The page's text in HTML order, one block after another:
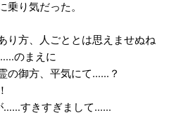
乗り気だった。
り方、人ごととは思えませぬね
のまえに
の御方、平気にて……？
……すきすぎまして……